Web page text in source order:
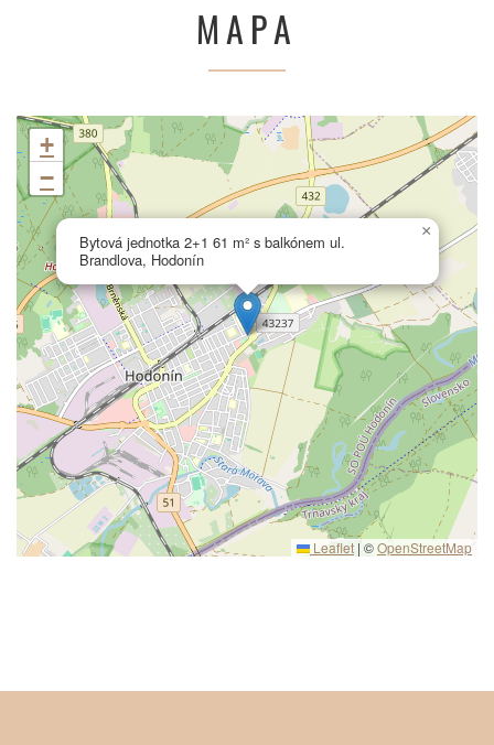
MAPA
Bytová jednotka 2+1 61 m² s balkónem ul.
Brandlova, Hodonín
×
+
−
Leaflet | ©OpenStreetMap